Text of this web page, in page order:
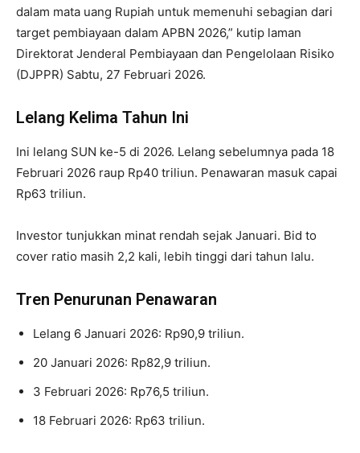
dalam mata uang Rupiah untuk memenuhi sebagian dari
target pembiayaan dalam APBN 2026,” kutip laman
Direktorat Jenderal Pembiayaan dan Pengelolaan Risiko
(DJPPR) Sabtu, 27 Februari 2026.
Lelang Kelima Tahun Ini
Ini lelang SUN ke-5 di 2026. Lelang sebelumnya pada 18
Februari 2026 raup Rp40 triliun. Penawaran masuk capai
Rp63 triliun.
Investor tunjukkan minat rendah sejak Januari. Bid to
cover ratio masih 2,2 kali, lebih tinggi dari tahun lalu.
Tren Penurunan Penawaran
Lelang 6 Januari 2026: Rp90,9 triliun.
20 Januari 2026: Rp82,9 triliun.​
3 Februari 2026: Rp76,5 triliun.
18 Februari 2026: Rp63 triliun.